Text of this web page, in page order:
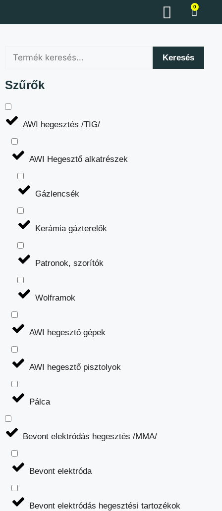
0
Keresés
Szűrők
AWI hegesztés /TIG/
AWI Hegesztő alkatrészek
Gázlencsék
Kerámia gázterelők
Patronok, szorítók
Wolframok
AWI hegesztő gépek
AWI hegesztő pisztolyok
Pálca
Bevont elektródás hegesztés /MMA/
Bevont elektróda
Bevont elektródás hegesztési tartozékok